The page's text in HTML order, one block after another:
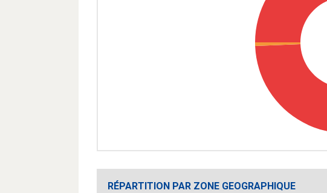
RÉPARTITION PAR ZONE GEOGRAPHIQUE